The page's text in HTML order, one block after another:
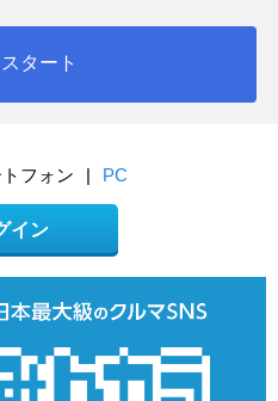
タート
フォン | PC
イン